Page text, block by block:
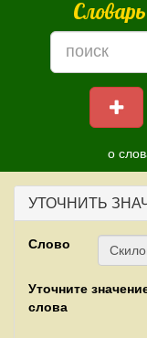
о
УТОЧНИТЬ
Слово
Уточните
слова